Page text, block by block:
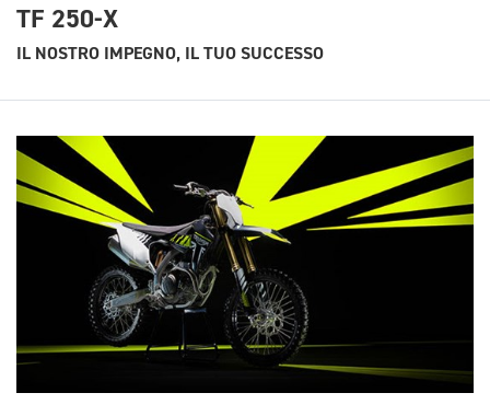
TF 250-X
IL NOSTRO IMPEGNO, IL TUO SUCCESSO